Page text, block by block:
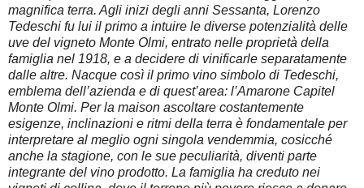
magnifica terra. Agli inizi degli anni Sessanta, Lorenzo
Tedeschi fu lui il primo a intuire le diverse potenzialità delle
uve del vigneto Monte Olmi, entrato nelle proprietà della
famiglia nel 1918, e a decidere di vinificarle separatamente
dalle altre. Nacque così il primo vino simbolo di Tedeschi,
emblema dell’azienda e di quest’area: l’Amarone Capitel
Monte Olmi. Per la maison ascoltare costantemente
esigenze, inclinazioni e ritmi della terra è fondamentale per
interpretare al meglio ogni singola vendemmia, cosicché
anche la stagione, con le sue peculiarità, diventi parte
integrante del vino prodotto. La famiglia ha creduto nei